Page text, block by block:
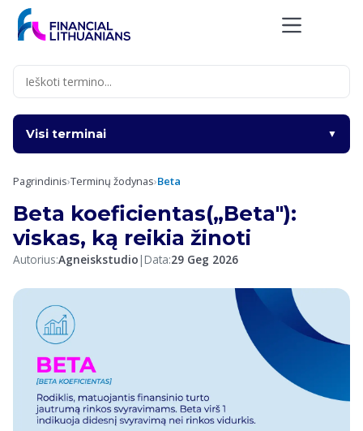
content
Visi terminai ▼
Pagrindinis›Terminų žodynas›Beta
Beta koeficientas(„Beta"):
viskas, ką reikia žinoti
Autorius:Agneiskstudio | Data:29 Geg 2026